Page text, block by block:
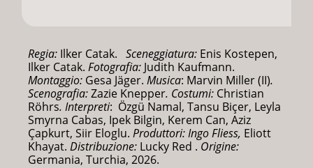
Regia: Ilker Catak. Sceneggiatura: Enis Kostepen,
Ilker Catak. Fotografia: Judith Kaufmann.
Montaggio: Gesa Jäger. Musica: Marvin Miller (II).
Scenografia:Zazie Knepper. Costumi: Christian
Röhrs. Interpreti: Özgü Namal, Tansu Biçer, Leyla
Smyrna Cabas, Ipek Bilgin, Kerem Can, Aziz
Çapkurt, Siir Eloglu. Produttori:Ingo Fliess, Eliott
Khayat. Distribuzione: Lucky Red . Origine:
Germania, Turchia, 2026.